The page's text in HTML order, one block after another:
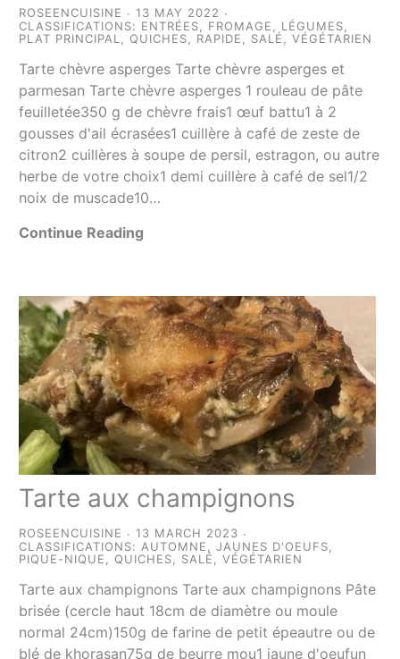
ROSEENCUISINE
13 MAY 2022
CLASSIFICATIONS: ENTRÉES FROMAGE LÉGUMES
PLAT PRINCIPAL
,QUICHES RAPIDE SALÉ ,VÉGÉTARIEN
Tarte chèvre asperges Tarte chèvre asperges et
parmesan Tarte chèvre asperges 1 rouleau de pâte
feuilletée350 g de chèvre frais1 œuf battu1 à 2
gousses d'ail écrasées1 cuillère à café de zeste de
citron2 cuillères à soupe de persil, estragon, ou autre
herbe de votre choix1 demi cuillère à café de sel1/2
noix de muscade10…
Continue Reading
Tarte aux champignons
ROSEENCUISINE
13 MARCH 2023
CLASSIFICATIONS: AUTOMNE ,JAUNES D'OEUFS
PIQUE-NIQUE
,QUICHES SALÉ ,VÉGÉTARIEN
Tarte aux champignons Tarte aux champignons Pâte
brisée (cercle haut 18cm de diamètre ou moule
normal 24cm)150g de farine de petit épeautre ou de
blé de khorasan75g de beurre mou1 jaune d'oeufun